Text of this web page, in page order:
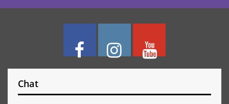
Chat